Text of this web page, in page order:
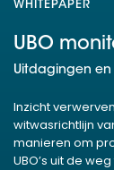
WHITEPAPER
UBO
Uitdagingen
Inzicht
witwasrichtlijn
manieren om
UBO’s uit de